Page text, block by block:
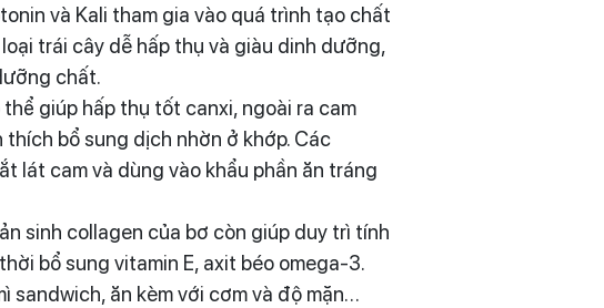
và Kali tham gia vào quá trình tạo chất
trái cây dễ hấp thụ và giàu dinh dưỡng,
chất.
giúp hấp thụ tốt canxi, ngoài ra cam
bổ sung dịch nhờn ở khớp. Các
lát cam và dùng vào khẩu phần ăn tráng
sinh collagen của bơ còn giúp duy trì tính
bổ sung vitamin E, axit béo omega-3.
sandwich, ăn kèm với cơm và độ mặn…